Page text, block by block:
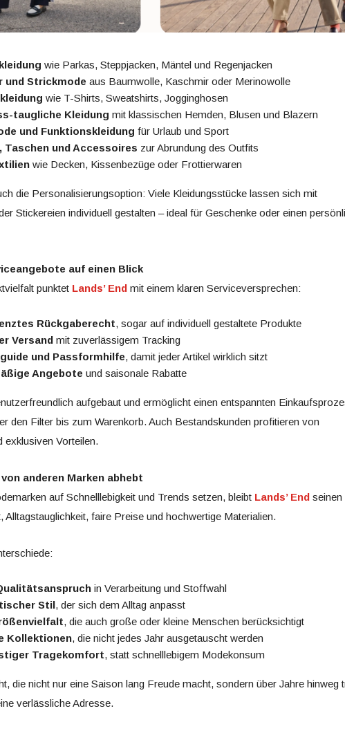
wie Parkas, Steppjacken, Mäntel und Regenjacken
und Strickmode aus Baumwolle, Kaschmir oder Merinowolle
wie T-Shirts, Sweatshirts, Jogginghosen
taugliche Kleidung mit klassischen Hemden, Blusen und Blazern
und Funktionskleidung für Urlaub und Sport
Taschen und Accessoires zur Abrundung des Outfits
wie Decken, Kissenbezüge oder Frottierwaren
die Personalisierungsoption: Viele Kleidungsstücke lassen sich mit
Stickereien individuell gestalten – ideal für Geschenke oder einen
auf einen Blick
punktet Lands’ End mit einem klaren Serviceversprechen:
Rückgaberecht, sogar auf individuell gestaltete Produkte
Versand mit zuverlässigem Tracking
und Passformhilfe, damit jeder Artikel wirklich sitzt
Angebote und saisonale Rabatte
aufgebaut und ermöglicht einen entspannten
den Filter bis zum Warenkorb. Auch Bestandskunden profitieren von
exklusiven Vorteilen.
von anderen Marken abhebt
auf Schnelllebigkeit und Trends setzen, bleibt Lands’ End seinen
Alltagstauglichkeit, faire Preise und hochwertige Materialien.
in Verarbeitung und Stoffwahl
Stil, der sich dem Alltag anpasst
, die auch große oder kleine Menschen berücksichtigt
Kollektionen, die nicht jedes Jahr ausgetauscht werden
Tragekomfort, statt schnelllebigem Modekonsum
die nicht nur eine Saison lang Freude macht, sondern über Jahre hinweg
verlässliche Adresse.